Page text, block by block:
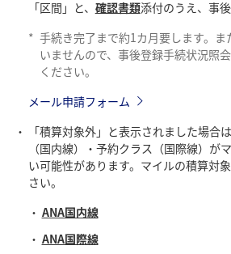
「区間」と、 確認書類添付のうえ、事
* 手続き完了まで約1カ月要します。ま
いませんので、事後登録手続状況照
ください。
メール申請フォーム
「積算対象外」と表示されました場合
（国内線）・予約クラス（国際線）が
い可能性があります。マイルの積算対
さい。
ANA国内線
ANA国際線